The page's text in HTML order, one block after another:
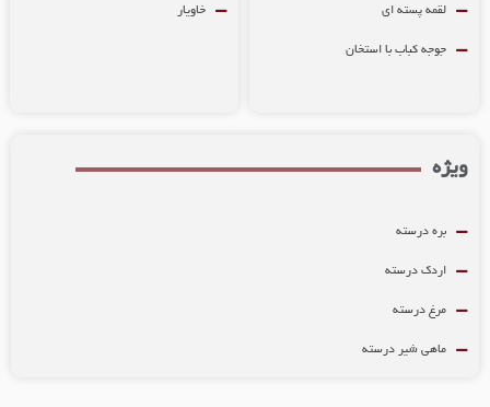
لقمه پسته ای
جوجه کباب با استخان
خاویار
بره درسته
اردک درسته
مرغ درسته
ماهی شیر درسته